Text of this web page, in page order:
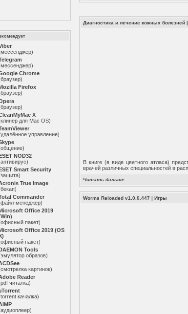
Chrome
Firefox
X
для Mac OS)
управление)
NOD32
Smart Security
True Image
Commander
менеджер)
Office 2019
пакет)
Office 2019 (OS
пакет)
Tools
образов)
картинок)
Reader
читалка)
качалка)
Диагностика и лечение кожных болезней
В книге (в виде цветного атласа)
врачей различных специальностей в
Читать дальше
Worms Reloaded v1.0.0.447 |Игры